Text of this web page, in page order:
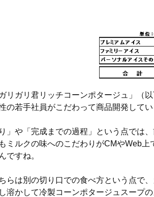
リガリ君リッチコーンポタージュ」（
の若手社員がこだわって商品開発して
」や「完成までの過程」という点では
ミルクの味へのこだわりがCMやWeb
ですね。
らは別の切り口での食べ方という点で
溶かして冷製コーンポタージュスープ